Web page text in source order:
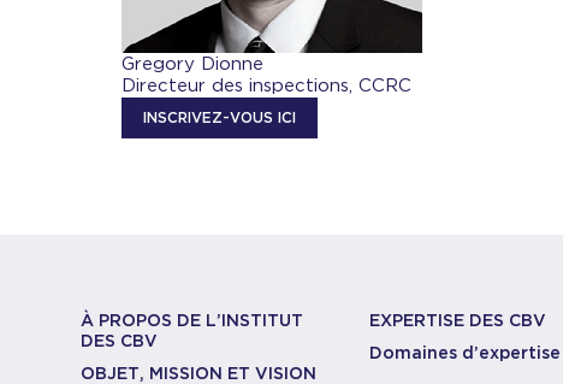
Gregory Dionne
Directeur des inspections, CCRC
INSCRIVEZ-VOUS ICI
À PROPOS DE L’INSTITUT
DES CBV
OBJET, MISSION ET VISION
EXPERTISE DES CBV
Domaines d’expertise